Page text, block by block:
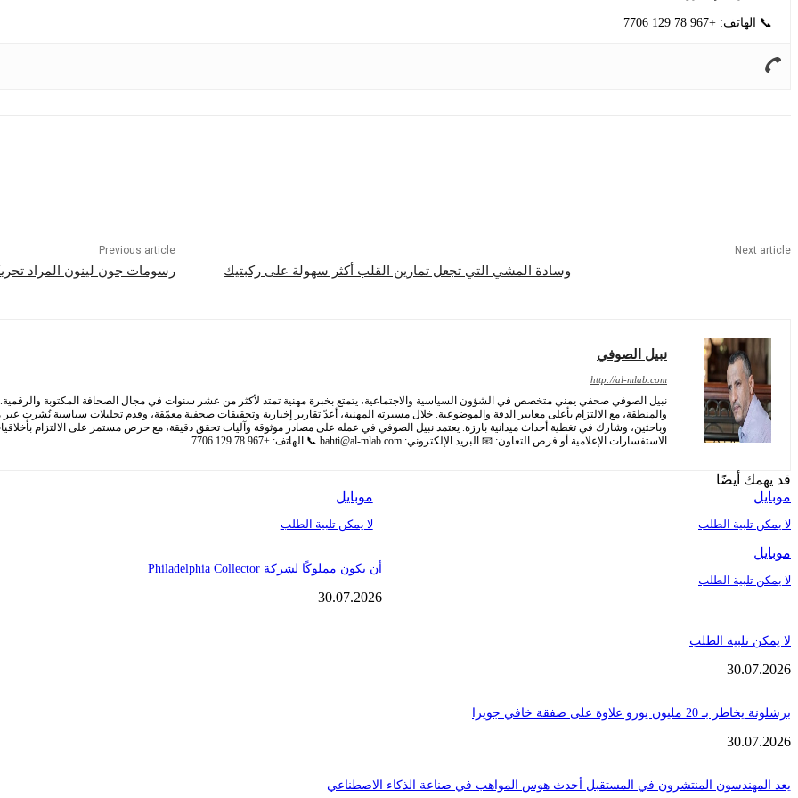
📞 الهاتف: +967 78 129 7706
Previous article
رسومات جون لينون المراد
Next article
وسادة المشي التي تجعل تمارين القلب أكثر سهولة على ركبتيك
نبيل الصوفي
http://al-mlab.com
نبيل الصوفي صحفي يمني متخصص في الشؤون السياسية والاجتماعية، يتمتع بخبرة مهنية تمتد لأكثر من عشر سنوات في مجال الصحافة المكتوبة والرقمية.
والمنطقة، مع الالتزام بأعلى معايير الدقة والموضوعية. خلال مسيرته المهنية، أعدّ تقارير إخبارية وتحقيقات صحفية معمّقة، وقدم تحليلات سياسية نُشرت
وباحثين، وشارك في تغطية أحداث ميدانية بارزة. يعتمد نبيل الصوفي في عمله على مصادر موثوقة وآليات تحقق دقيقة، مع حرص مستمر على الالتزام
الاستفسارات الإعلامية أو فرص التعاون: 📧 البريد الإلكتروني: bahti@al-mlab.com 📞 الهاتف: +967 78 129 7706
قد يهمك أيضًا
موبايل
لا يمكن تلبية الطلب
موبايل
لا يمكن تلبية الطلب
موبايل
لا يمكن تلبية الطلب
أن يكون مملوكًا لشركة Philadelphia Collector
30.07.2026
لا يمكن تلبية الطلب
30.07.2026
برشلونة يخاطر بـ 20 مليون يورو علاوة على صفقة خافي جويرا
30.07.2026
يعد المهندسون المنتشرون في المستقبل أحدث هوس المواهب في صناعة الذكاء الاصطناعي